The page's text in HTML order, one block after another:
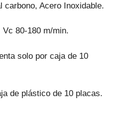
carbono, Acero Inoxidable.
Vc 80-180 m/min.
solo por caja de 10
de plástico de 10 placas.